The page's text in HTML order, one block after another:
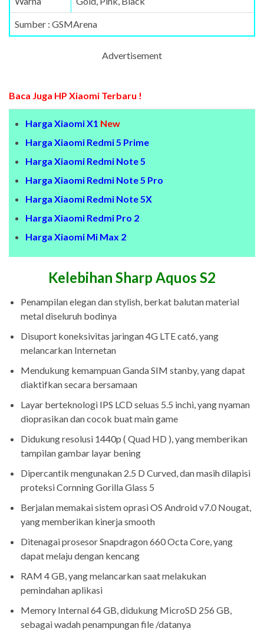
Sumber : GSMArena
Advertisement
Baca Juga HP Xiaomi Terbaru !
Harga Xiaomi X1 New
Harga Xiaomi Redmi 5 Prime
Harga Xiaomi Redmi Note 5
Harga Xiaomi Redmi Note 5 Pro
Harga Xiaomi Redmi Note 5X
Harga Xiaomi Redmi Pro 2
Harga Xiaomi Mi Max 2
Kelebihan Sharp Aquos S2
Penampilan elegan dan stylish, berkat balutan material
metal diseluruh bodinya
Disuport koneksivitas jaringan 4G LTE cat6, yang
melancarkan Internetan
Mendukung kemampuan Ganda SIM stanby, yang dapat
diaktifkan secara bersamaan
Layar berteknologi IPS LCD seluas 5.5 inchi, yang nyaman
dioprasikan dan cocok buat main game
Didukung resolusi 1440p ( Quad HD ), yang memberikan
tampilan gambar layar bening
Dipercantik mengunakan 2.5 D Curved, dan masih dilapisi
proteksi Cornning Gorilla Glass 5
Berjalan memakai sistem oprasi OS Android v7.0 Nougat,
yang memberikan kinerja smooth
Ditenagai prosesor Snapdragon 660 Octa Core, yang
dapat melaju dengan kencang
RAM 4 GB, yang melancarkan saat melakukan
pemindahan aplikasi
Memory Internal 64 GB, didukung MicroSD 256 GB,
sebagai wadah penampungan file /datanya